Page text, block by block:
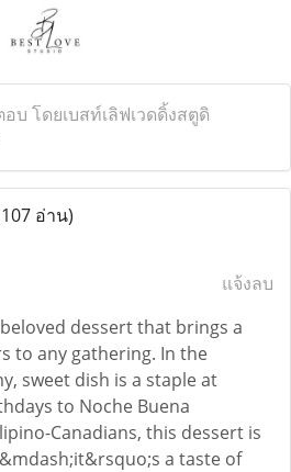
บ โดยเบสท์เลิฟเวดดิ้งสตูดิ
อ่าน)
แจ้งลบ
dessert that brings a
to any gathering. In the
sweet dish is a staple at
to Noche Buena
Canadians, this dessert is
a taste of